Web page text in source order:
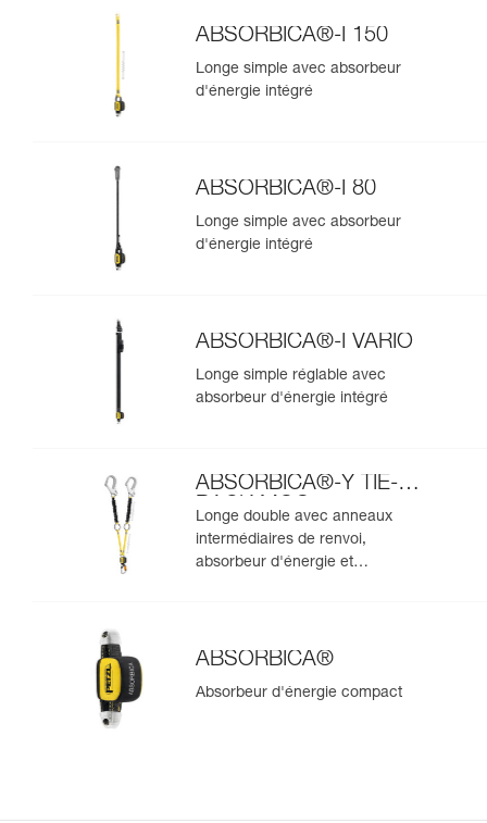
ABSORBICA®-I 150
Longe simple avec absorbeur
d'énergie intégré
ABSORBICA®-I 80
Longe simple avec absorbeur
d'énergie intégré
ABSORBICA®-I VARIO
Longe simple réglable avec
absorbeur d'énergie intégré
ABSORBICA®-Y TIE-
BACK MGO
Longe double avec anneaux
intermédiaires de renvoi,
absorbeur d'énergie et
ABSORBICA®
Absorbeur d'énergie compact